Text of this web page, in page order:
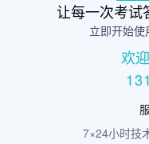
让每一次考试
立即开始
欢
7×24小时技